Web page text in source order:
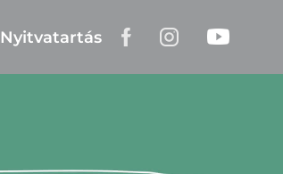
Nyitvatartás